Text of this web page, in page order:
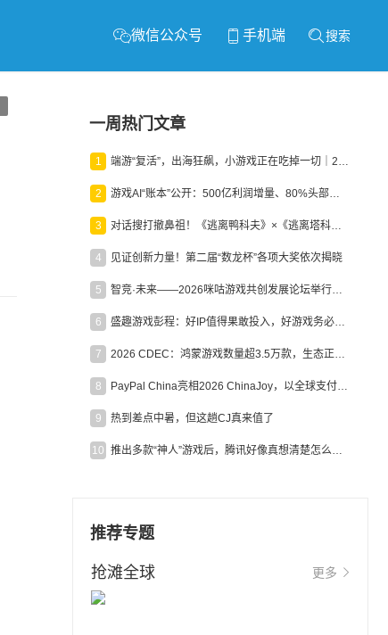
微信公众号 手机端 搜索
一周热门文章
1 端游“复活”，出海狂飙，小游戏正在吃掉一切｜2026上半年产业报告
2 游戏AI“账本”公开：500亿利润增量、80%头部入局，谁在闷声发财？
3 对话搜打撤鼻祖！《逃离鸭科夫》×《逃离塔科夫》官方线下沙龙落幕
4 见证创新力量！第二届“数龙杯”各项大奖依次揭晓
5 智竞·未来——2026咪咕游戏共创发展论坛举行：聚力精品内容、AI创作与电竞生态，共建高品质益智健康游戏社区
6 盛趣游戏彭程：好IP值得果敢投入，好游戏务必长效经营
7 2026 CDEC：鸿蒙游戏数量超3.5万款，生态正循环加速产业高质量发展
8 PayPal China亮相2026 ChinaJoy，以全球支付能力助力中国游戏企业深化全球运营
9 热到差点中暑，但这趟CJ真来值了
10 推出多款“神人”游戏后，腾讯好像真想清楚怎么做二次元了
推荐专题
抢滩全球 更多